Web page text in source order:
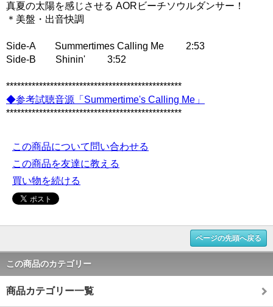
真夏の太陽を感じさせる AORビーチソウルダンサー！
＊美盤・出音快調
Side-A Summertimes Calling Me 2:53
Side-B Shinin' 3:52
************************************************
◆参考試聴音源「Summertime's Calling Me」
************************************************
この商品について問い合わせる
この商品を友達に教える
買い物を続ける
ページの先頭へ戻る
この商品のカテゴリー
商品カテゴリー一覧